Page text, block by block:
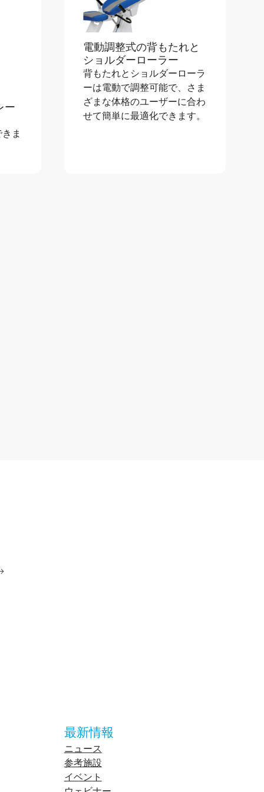
ー
ま
電動調整式の背もたれと
ショルダーローラー
背もたれとショルダーローラ
ーは電動で調整可能で、さま
ざまな体格のユーザーに合わ
せて簡単に最適化できます。
最新情報
ニュース
参考施設
イベント